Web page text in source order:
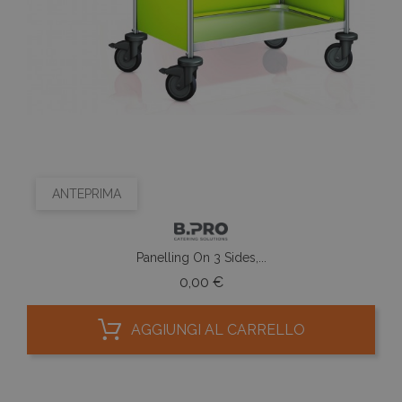
ANTEPRIMA
Panelling On 3 Sides,...
0,00 €Prezzo
AGGIUNGI AL CARRELLO